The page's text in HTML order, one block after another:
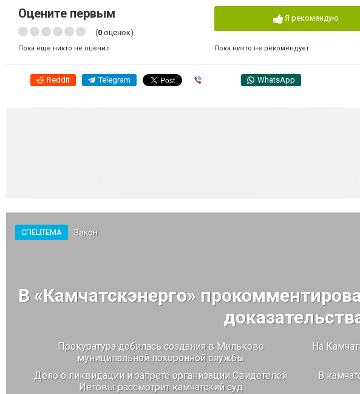
Оцените первым
(0 оценок)
Пока еще никто не оценил
Я рекомендую
Пока никто не рекомендует
Reddit Telegram WhatsApp
СПЕЦТЕМА Закон
В «Камчатскэнерго»
Прокуратура добилась создания в Мильково
муниципальной похоронной службы
На
Дело о ликвидации и запрете организации Свидетелей
Иеговы рассмотрит камчатский суд
В